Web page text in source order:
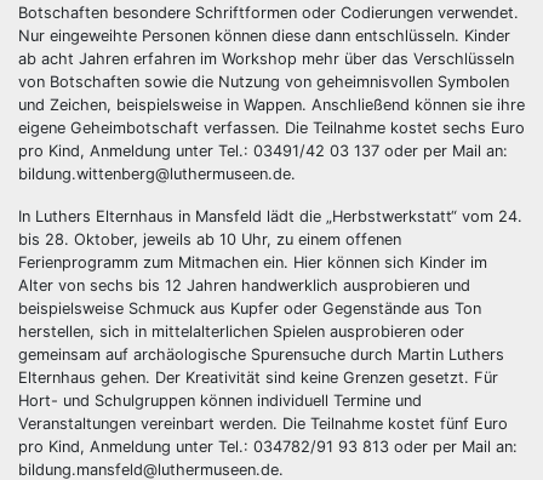
Botschaften besondere Schriftformen oder Codierungen verwendet.
Nur eingeweihte Personen können diese dann entschlüsseln. Kinder
ab acht Jahren erfahren im Workshop mehr über das Verschlüsseln
von Botschaften sowie die Nutzung von geheimnisvollen Symbolen
und Zeichen, beispielsweise in Wappen. Anschließend können sie ihre
eigene Geheimbotschaft verfassen. Die Teilnahme kostet sechs Euro
pro Kind, Anmeldung unter Tel.: 03491/42 03 137 oder per Mail an:
bildung.wittenberg@luthermuseen.de.
In Luthers Elternhaus in Mansfeld lädt die „Herbstwerkstatt“ vom 24.
bis 28. Oktober, jeweils ab 10 Uhr, zu einem offenen
Ferienprogramm zum Mitmachen ein. Hier können sich Kinder im
Alter von sechs bis 12 Jahren handwerklich ausprobieren und
beispielsweise Schmuck aus Kupfer oder Gegenstände aus Ton
herstellen, sich in mittelalterlichen Spielen ausprobieren oder
gemeinsam auf archäologische Spurensuche durch Martin Luthers
Elternhaus gehen. Der Kreativität sind keine Grenzen gesetzt. Für
Hort- und Schulgruppen können individuell Termine und
Veranstaltungen vereinbart werden. Die Teilnahme kostet fünf Euro
pro Kind, Anmeldung unter Tel.: 034782/91 93 813 oder per Mail an:
bildung.mansfeld@luthermuseen.de.